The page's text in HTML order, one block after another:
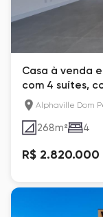
Casa à venda
com 4 suítes,
Alphaville Dom
268m² 4
R$ 2.820.000